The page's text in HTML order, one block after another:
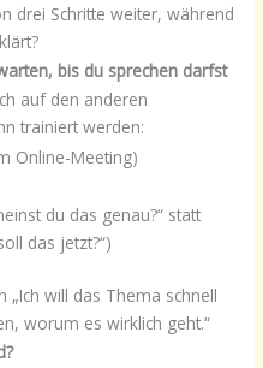
drei Schritte weiter, während
bis du sprechen darfst
auf den anderen
trainiert werden:
Online-Meeting)
du das genau?“ statt
das jetzt?“)
will das Thema schnell
worum es wirklich geht.“